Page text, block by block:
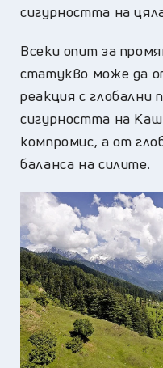
сигурността на
Всеки опит за
статукво може да
реакция с глобални
сигурността на
компромис, а от
баланса на силите.